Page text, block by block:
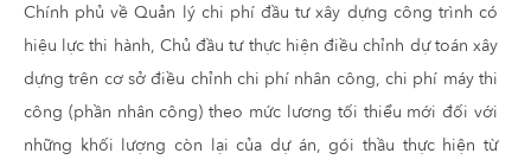
Chính phủ về Quản lý chi phí đầu tư xây dựng công trình có
hiệu lực thi hành, Chủ đầu tư thực hiện điều chỉnh dự toán xây
dựng trên cơ sở điều chỉnh chi phí nhân công, chi phí máy thi
công (phần nhân công) theo mức lương tối thiểu mới đối với
những khối lượng còn lại của dự án, gói thầu thực hiện từ